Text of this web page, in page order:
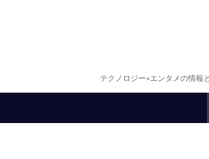
テクノロジー×エンタメの情報